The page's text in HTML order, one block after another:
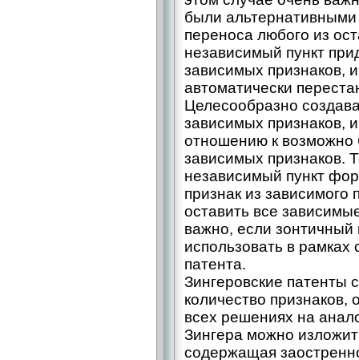
были альтернативными
переноса любого из
независимый пункт
зависимых признаков,
автоматически
Целесообразно
зависимых
отношению к возможно
зависимых признаков.
независимый пункт
признак из зависимого
оставить все
важно, если зонтичный
использовать в
патента.
Зингеровские патенты
количество признаков,
всех решениях на
Зингера можно
содержащая